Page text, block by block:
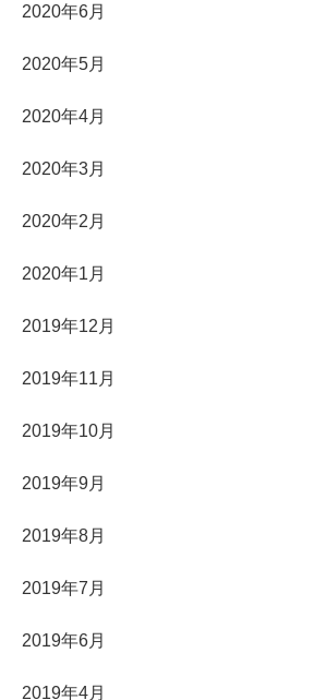
2020年6月
2020年5月
2020年4月
2020年3月
2020年2月
2020年1月
2019年12月
2019年11月
2019年10月
2019年9月
2019年8月
2019年7月
2019年6月
2019年4月